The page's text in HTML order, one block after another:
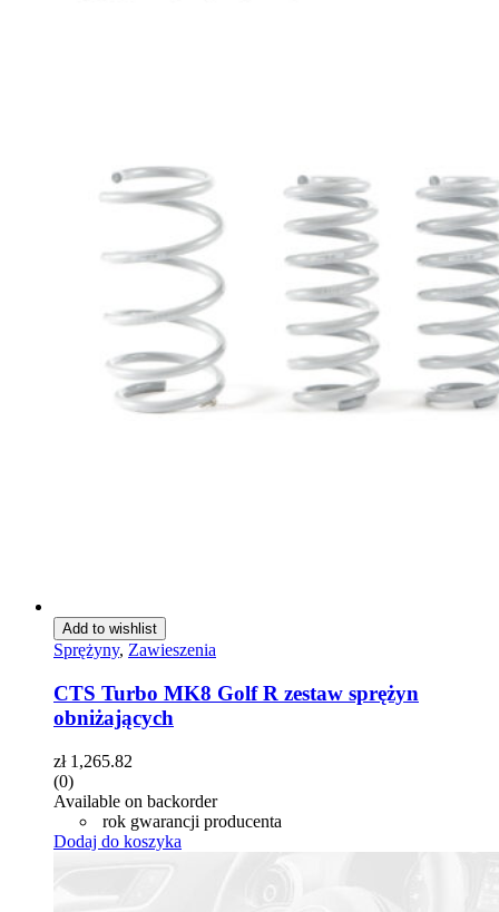
Add to wishlist
Sprężyny, Zawieszenia
CTS Turbo MK8 Golf R zestaw sprężyn
obniżających
zł1,265.82
(0)
Available on backorder
rok gwarancji producenta
Dodaj do koszyka